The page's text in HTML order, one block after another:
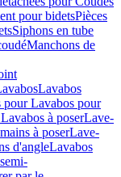
pour bidetsPièces
Siphons en tube
Manchons de
Lavabos
pour Lavabos pour
à poserLave-
à poserLave-
d'angleLavabos